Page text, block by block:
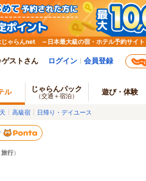
ゃらんnet ～日本最大級の宿・ホテル予約サイト
ゲストさん ログイン 会員登録
ル じゃらんパック
（交通＋宿泊） 遊び・体験
高級宿 日帰り・デイユース
旅行）